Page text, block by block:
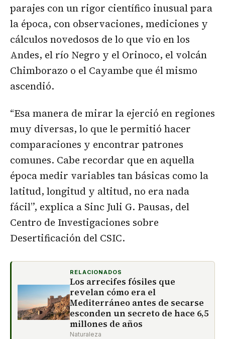
parajes con un rigor científico inusual para
la época, con observaciones, mediciones y
cálculos novedosos de lo que vio en los
Andes, el río Negro y el Orinoco, el volcán
Chimborazo o el Cayambe que él mismo
ascendió.
“Esa manera de mirar la ejerció en regiones
muy diversas, lo que le permitió hacer
comparaciones y encontrar patrones
comunes. Cabe recordar que en aquella
época medir variables tan básicas como la
latitud, longitud y altitud, no era nada
fácil”, explica a Sinc Juli G. Pausas, del
Centro de Investigaciones sobre
Desertificación del CSIC.
RELACIONADOS
Los arrecifes fósiles que
revelan cómo era el
Mediterráneo antes de secarse
esconden un secreto de hace 6,5
millones de años
Naturaleza